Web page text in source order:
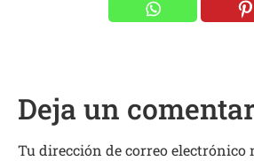
Deja un
Tu dirección de correo electrónico